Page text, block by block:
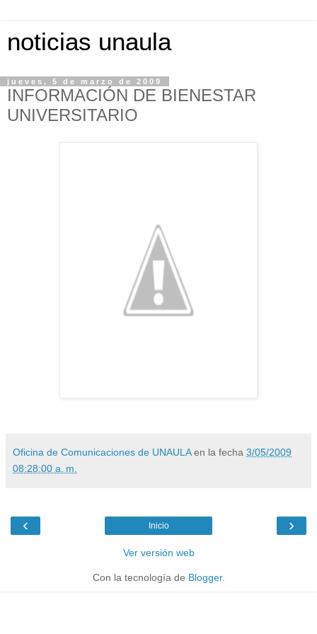
noticias unaula
jueves, 5 de marzo de 2009
INFORMACIÓN DE BIENESTAR
UNIVERSITARIO
Oficina de Comunicaciones de UNAULA en la fecha 3/05/2009
08:28:00 a. m.
‹ ›
Inicio
Ver versión web
Con la tecnología de Blogger.